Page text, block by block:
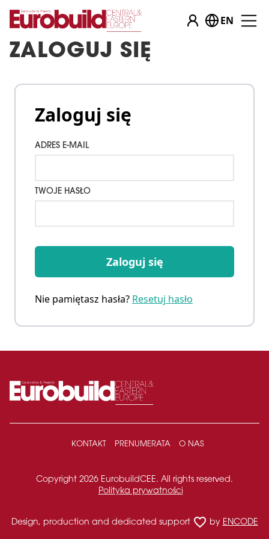
EN
ZALOGUJ SIĘ
Zaloguj się
ADRES E-MAIL
TWOJE HASŁO
Zaloguj się
Nie pamiętasz hasła? Resetuj hasło
KONTAKT PRENUMERATA O NAS
Copyright 2026 EurobuildCEE. All rights reserved.
Polityka prywatności
Design, production and dedicated support favorite_border by ENCODE